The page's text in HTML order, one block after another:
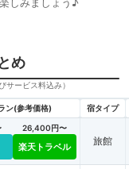
め
サービス料込み）
ン(参考価格) 宿タイプ
26,400円〜
楽天トラベル 旅館